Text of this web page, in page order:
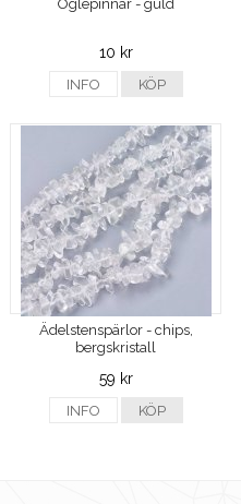
Öglepinnar - guld
10 kr
INFO KÖP
Ädelstenspärlor - chips,
bergskristall
59 kr
INFO KÖP